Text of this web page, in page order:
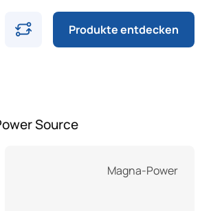
Produkte entdecken
Source
Magna-Power